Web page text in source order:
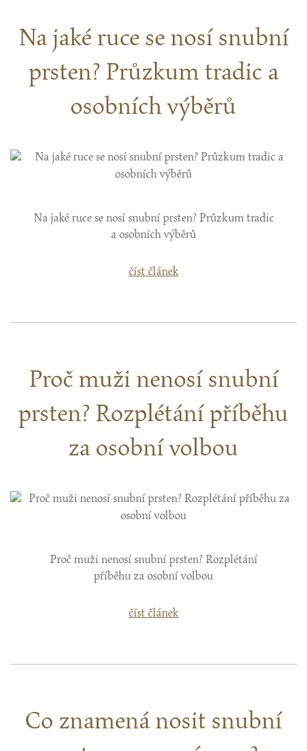
Na jaké ruce se nosí snubní
prsten? Průzkum tradic a
osobních výběrů
Na jaké ruce se nosí snubní prsten? Průzkum tradic
a osobních výběrů
číst článek
Proč muži nenosí snubní
prsten? Rozplétání příběhu
za osobní volbou
Proč muži nenosí snubní prsten? Rozplétání
příběhu za osobní volbou
číst článek
Co znamená nosit snubní